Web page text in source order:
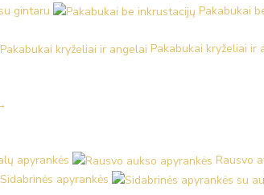
gintaru
Pakabukai
Pakabukai kryželiai ir
apyrankės
Rausvo
Sidabrinės apyrankės